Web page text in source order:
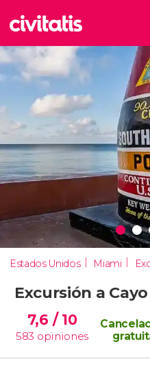
Estados Unidos Miami
Excursión a
7,6 / 10
583 opiniones